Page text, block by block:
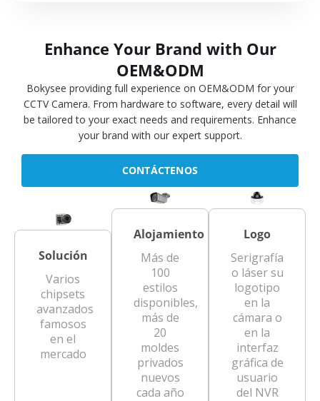
Enhance Your Brand with Our
OEM&ODM
Bokysee providing full experience on OEM&ODM for your
CCTV Camera. From hardware to software, every detail will
be tailored to your exact needs and requirements. Enhance
your brand with our expert support.
CONTÁCTENOS
Solución
Varios
chipsets
avanzados
famosos
en el
mercado
Alojamiento
Más de
100
estilos
disponibles,
más de
20
moldes
privados
nuevos
cada año
Logo
Serigrafía
o láser su
logotipo
en la
cámara o
en la
interfaz
gráfica de
usuario
del NVR